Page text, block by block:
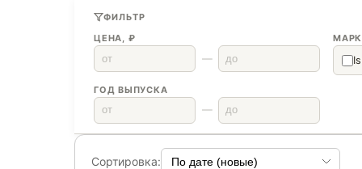
ФИЛЬТР
ЦЕНА, ₽
—
ГОД ВЫПУСКА
—
Сортировка: